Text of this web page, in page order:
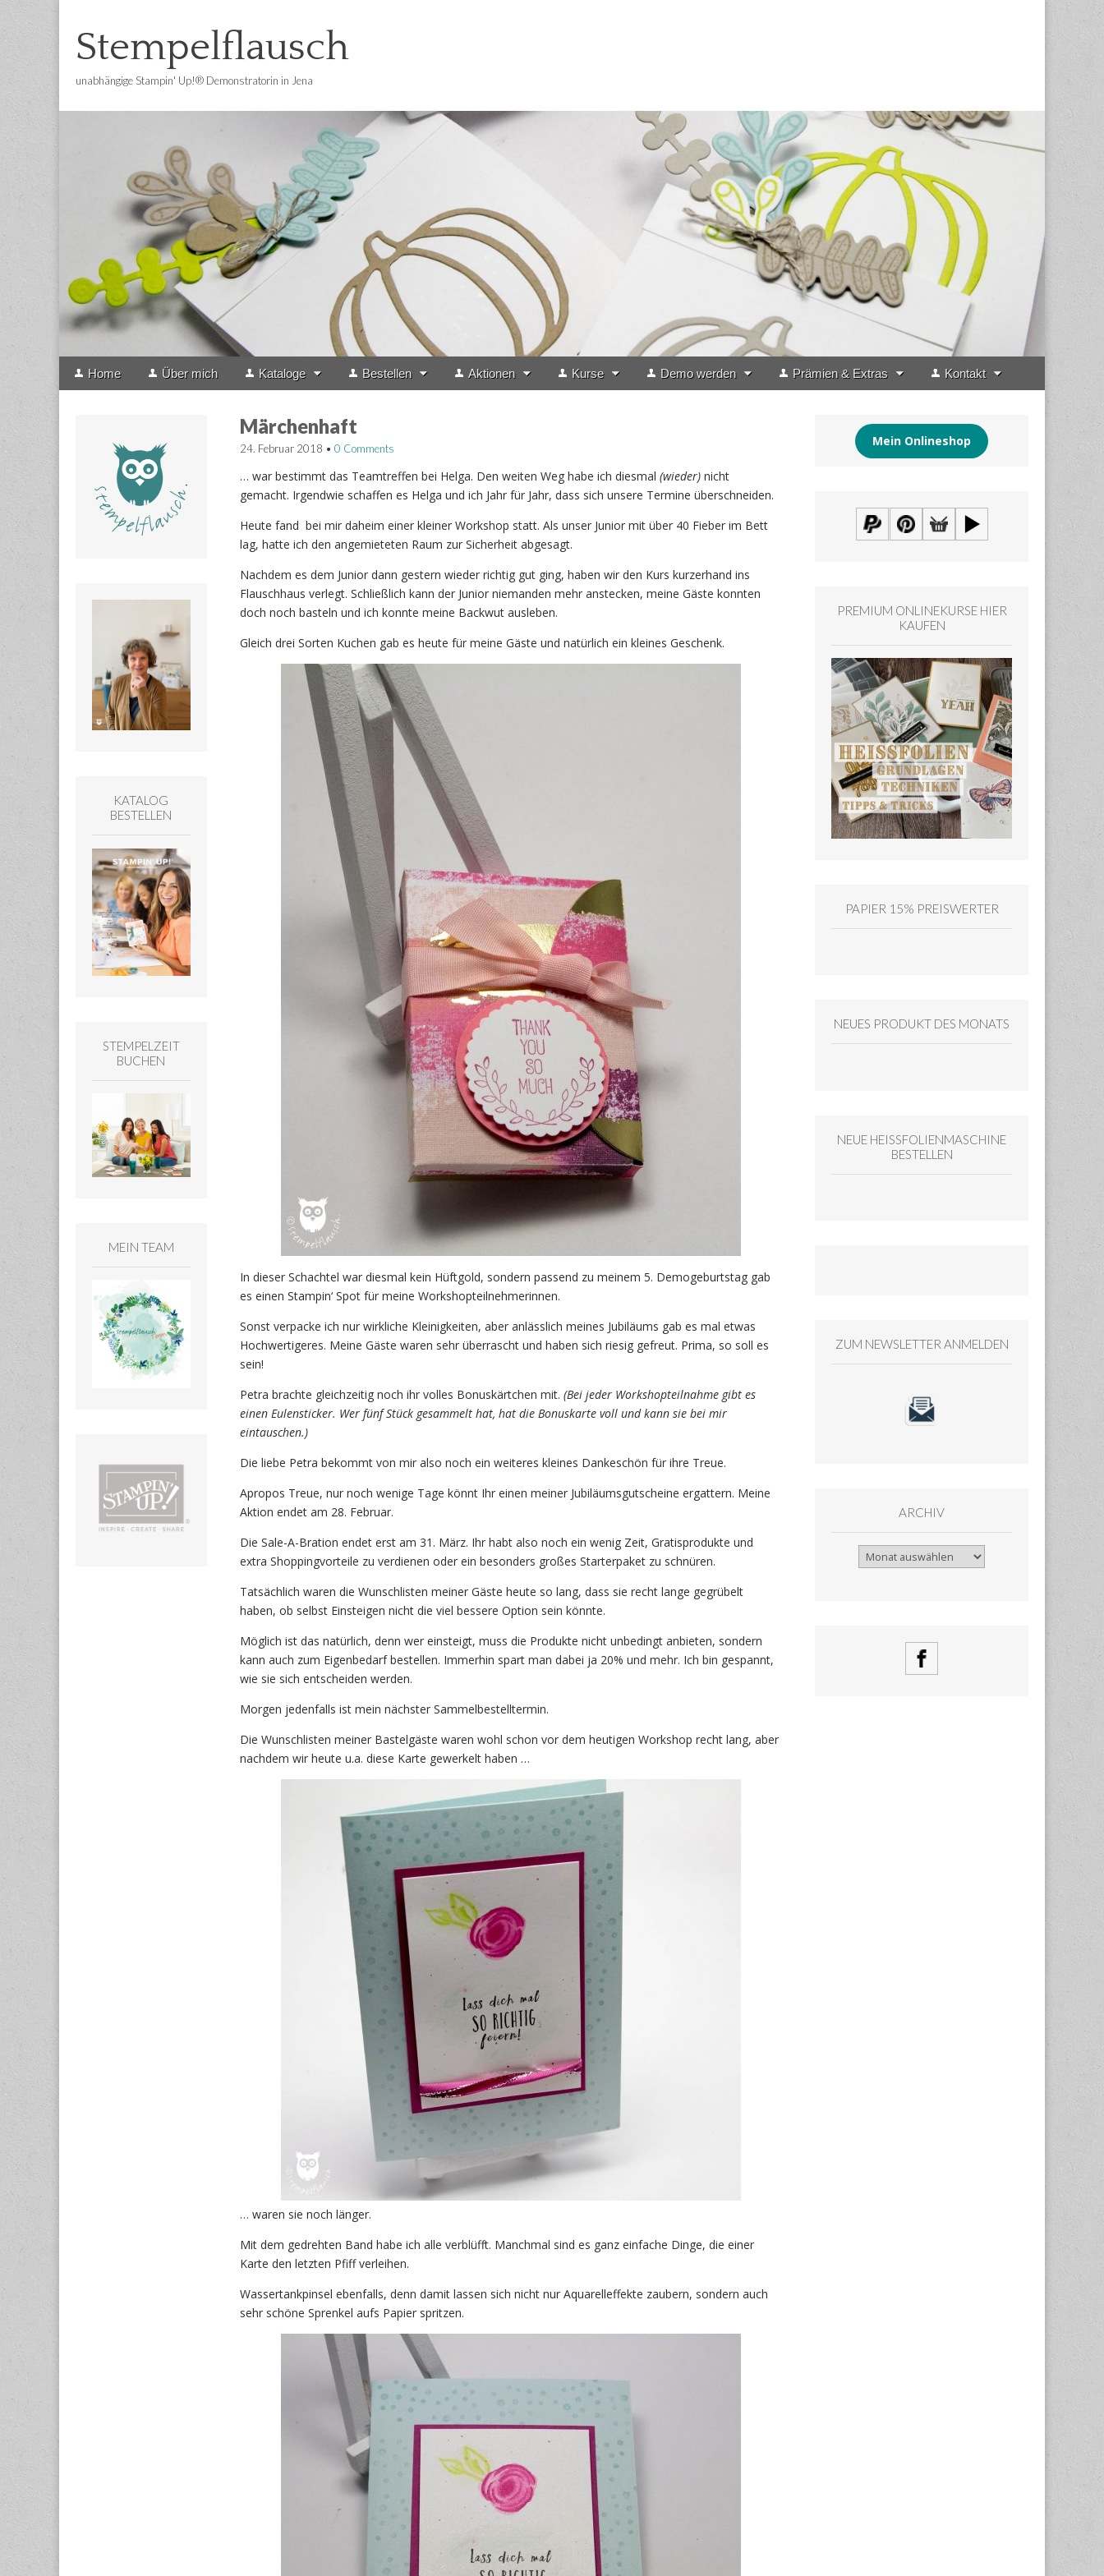
Stempelflausch
unabhängige Stampin' Up!® Demonstratorin in Jena
Main
Skip
Home Über mich Kataloge Bestellen Aktionen Kurse Demo werden Prämien & Extras Kontakt
Märchenhaft
24. Februar 2018 • 0 Comments
… war bestimmt das Teamtreffen bei Helga. Den weiten Weg habe ich diesmal (wieder)nicht
gemacht. Irgendwie schaffen es Helga und ich Jahr für Jahr, dass sich unsere Termine überschneiden.
Heute fand bei mir daheim einer kleiner Workshop statt. Als unser Junior mit über 40 Fieber im Bett
lag, hatte ich den angemieteten Raum zur Sicherheit abgesagt.
Nachdem es dem Junior dann gestern wieder richtig gut ging, haben wir den Kurs kurzerhand ins
Flauschhaus verlegt. Schließlich kann der Junior niemanden mehr anstecken, meine Gäste konnten
doch noch basteln und ich konnte meine Backwut ausleben.
Gleich drei Sorten Kuchen gab es heute für meine Gäste und natürlich ein kleines Geschenk.
In dieser Schachtel war diesmal kein Hüftgold, sondern passend zu meinem 5. Demogeburtstag gab
es einen Stampin‘ Spot für meine Workshopteilnehmerinnen.
Sonst verpacke ich nur wirkliche Kleinigkeiten, aber anlässlich meines Jubiläums gab es mal etwas
Hochwertigeres. Meine Gäste waren sehr überrascht und haben sich riesig gefreut. Prima, so soll es
sein!
Petra brachte gleichzeitig noch ihr volles Bonuskärtchen mit. (Bei jeder Workshopteilnahme gibt es
einen Eulensticker. Wer fünf Stück gesammelt hat, hat die Bonuskarte voll und kann sie bei mir
eintauschen.)
Die liebe Petra bekommt von mir also noch ein weiteres kleines Dankeschön für ihre Treue.
Apropos Treue, nur noch wenige Tage könnt Ihr einen meiner Jubiläumsgutscheine ergattern. Meine
Aktion endet am 28. Februar.
Die Sale-A-Bration endet erst am 31. März. Ihr habt also noch ein wenig Zeit, Gratisprodukte und
extra Shoppingvorteile zu verdienen oder ein besonders großes Starterpaket zu schnüren.
Tatsächlich waren die Wunschlisten meiner Gäste heute so lang, dass sie recht lange gegrübelt
haben, ob selbst Einsteigen nicht die viel bessere Option sein könnte.
Möglich ist das natürlich, denn wer einsteigt, muss die Produkte nicht unbedingt anbieten, sondern
kann auch zum Eigenbedarf bestellen. Immerhin spart man dabei ja 20% und mehr. Ich bin gespannt,
wie sie sich entscheiden werden.
Morgen jedenfalls ist mein nächster Sammelbestelltermin.
Die Wunschlisten meiner Bastelgäste waren wohl schon vor dem heutigen Workshop recht lang, aber
nachdem wir heute u.a. diese Karte gewerkelt haben …
… waren sie noch länger.
Mit dem gedrehten Band habe ich alle verblüfft. Manchmal sind es ganz einfache Dinge, die einer
Karte den letzten Pfiff verleihen.
Wassertankpinsel ebenfalls, denn damit lassen sich nicht nur Aquarelleffekte zaubern, sondern auch
sehr schöne Sprenkel aufs Papier spritzen.
KATALOG
BESTELLEN
STEMPELZEIT
BUCHEN
MEIN TEAM
Mein Onlineshop
PREMIUM ONLINEKURSE HIER
KAUFEN
PAPIER 15% PREISWERTER
NEUES PRODUKT DES MONATS
NEUE HEISSFOLIENMASCHINE
BESTELLEN
ZUM NEWSLETTER ANMELDEN
ARCHIV
Archiv